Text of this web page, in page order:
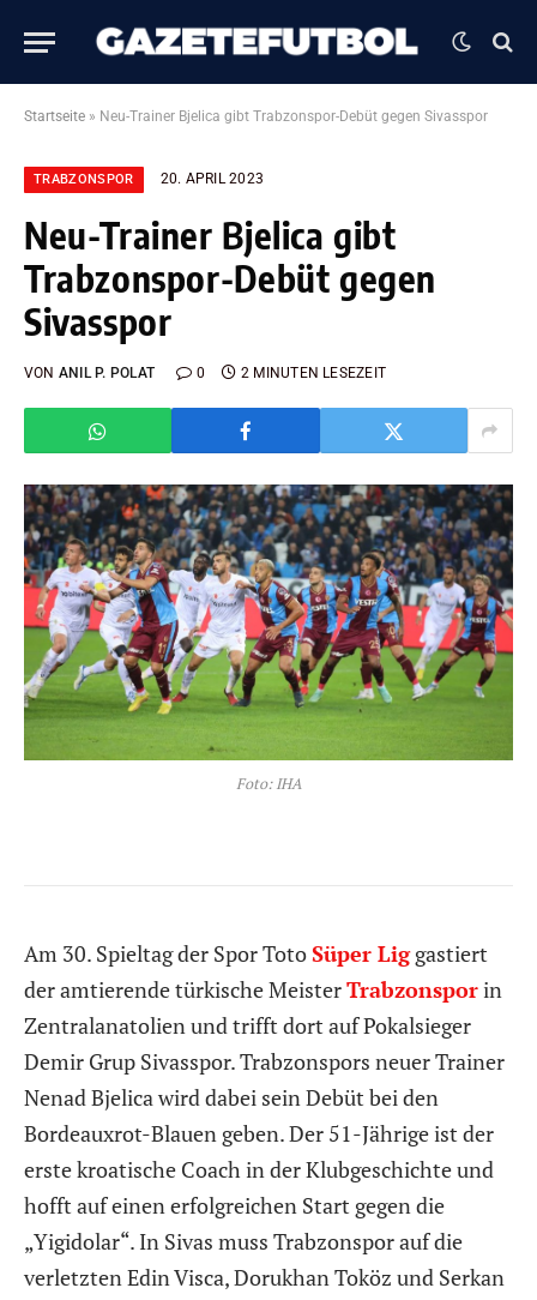
Startseite » Neu-Trainer Bjelica gibt Trabzonspor-Debüt gegen Sivasspor
TRABZONSPOR 20. APRIL 2023
Neu-Trainer Bjelica gibt
Trabzonspor-Debüt gegen
Sivasspor
VON ANIL P. POLAT 0 2 MINUTEN LESEZEIT
Foto: IHA
Am 30. Spieltag der Spor TotoSüper Liggastiert
der amtierende türkische MeisterTrabzonsporin
Zentralanatolien und trifft dort auf Pokalsieger
Demir Grup Sivasspor. Trabzonspors neuer Trainer
Nenad Bjelica wird dabei sein Debüt bei den
Bordeauxrot-Blauen geben. Der 51-Jährige ist der
erste kroatische Coach in der Klubgeschichte und
hofft auf einen erfolgreichen Start gegen die
„Yigidolar“. In Sivas muss Trabzonspor auf die
verletzten Edin Visca, Dorukhan Toköz und Serkan